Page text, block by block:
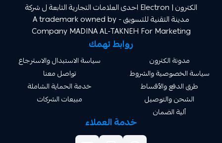
الكترون | Electron احدى العلامات التجارية التابعة ل شركة
مدينة التقنية للتسويق A trademark owned by -
Company MADINA AL-TAKNEH For
روابط تهمك
والشروط
والأقساط
والتوصيل
سياسة الاستبدال والاسترجاع
خدمة الحماية الشاملة
مبيعات الشركات
خدمة العملاء